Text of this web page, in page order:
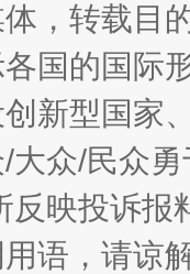
、用工荒背后
体，转载目
国的国际
新型国家
/大众/民众
反映投诉报
语，请谅